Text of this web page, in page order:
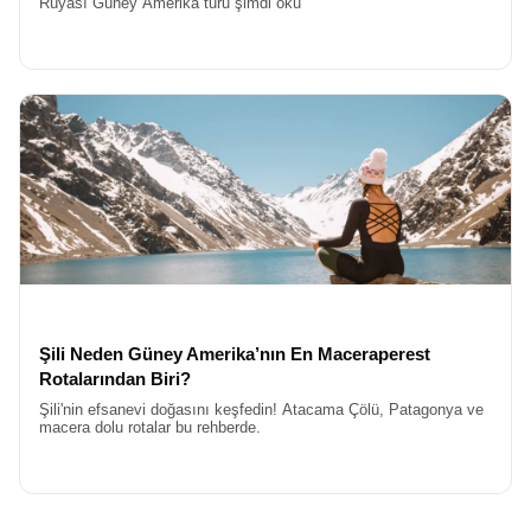
Medeniyetin taş duvarlarından sıyrılıp doğanın vahşi kucağına
atılmak isteyenler için Güney Amerika, yeryüzünün en görkemli
sahnelerini sunar. Doğa severler için özel olarak kurgulanan
Güney Amerika Doğa Turu
kapsamında, dünyanın en geniş
şelaleler sistemi olan İguazu Şelaleleri’nin Şeytan Boğazı
noktasında suyun gücüne hayran kalacaksınız. Burada suyun
sesi o kadar güçlüdür ki, doğanın karşısında ne kadar küçük
olduğumuzu bir kez daha hatırlatır. And Dağları'nın karlı
zirvelerinden, Amazon havzasının yeşil okyanusuna kadar
uzanan yelpazede, endemik bitki türlerini ve egzotik hayvanları
dolduracak ama en çok da ruhunuzdaki doğa özlemini
gidereceksiniz.
Uçaklı Güney Amerika Turu
Okyanus ötesi seyahatlerin en düşündürücü kısmı kuşkusuz uzun
deneyime dönüştürüyor. Türk Hava Yolları gibi prestijli havayolu
Şili Neden Güney Amerika’nın En Maceraperest
Rotalarından Biri?
Şili'nin efsanevi doğasını keşfedin! Atacama Çölü, Patagonya ve
macera dolu rotalar bu rehberde.